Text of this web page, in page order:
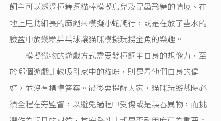
飼主可以透過揮舞逗貓棒模擬鳥兒及昆蟲飛舞的情境、在
地上甩動細長的麻繩來模擬小蛇爬行，或是在放了些水的
臉盆中放幾顆乒乓球讓貓咪模擬玩撈金魚的樂趣。
模擬獵物的遊戲方式需要發揮飼主自身的想像力，至
於哪個遊戲比較吸引家中的貓咪，則是看他們自身的偏
好，並沒有標準答案。最後要提醒大家，貓咪玩遊戲時必
須全程在旁監督，以避免過程中受傷或是誤吞異物，而挑